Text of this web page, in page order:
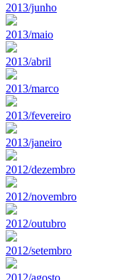
2013/junho
2013/maio
2013/abril
2013/marco
2013/fevereiro
2013/janeiro
2012/dezembro
2012/novembro
2012/outubro
2012/setembro
2012/agosto